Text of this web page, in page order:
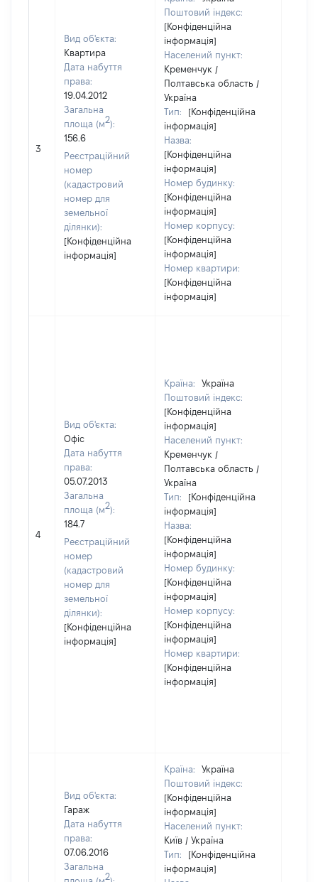
3
Вид об'єкта:
Квартира
Дата набуття
права:
19.04.2012
Загальна
площа (м2):
156.6
Реєстраційний
номер
(кадастровий
номер для
земельної
ділянки):
[Конфіденційна
інформація]
Поштовий індекс:
[Конфіденційна
інформація]
Населений пункт:
Кременчук /
Полтавська область /
Україна
Тип:
[Конфіденційна
інформація]
Назва:
[Конфіденційна
інформація]
Номер будинку:
[Конфіденційна
інформація]
Номер корпусу:
[Конфіденційна
інформація]
Номер квартири:
[Конфіденційна
інформація]
4
Вид об'єкта:
Офіс
Дата набуття
права:
05.07.2013
Загальна
площа (м2):
184.7
Реєстраційний
номер
(кадастровий
номер для
земельної
ділянки):
[Конфіденційна
інформація]
Країна:
Україна
Поштовий індекс:
[Конфіденційна
інформація]
Населений пункт:
Кременчук /
Полтавська область /
Україна
Тип:
[Конфіденційна
інформація]
Назва:
[Конфіденційна
інформація]
Номер будинку:
[Конфіденційна
інформація]
Номер корпусу:
[Конфіденційна
інформація]
Номер квартири:
[Конфіденційна
інформація]
Вид об'єкта:
Гараж
Дата набуття
права:
07.06.2016
Загальна
2
Країна:
Україна
Поштовий індекс:
[Конфіденційна
інформація]
Населений пункт:
Київ / Україна
Тип:
[Конфіденційна
інформація]